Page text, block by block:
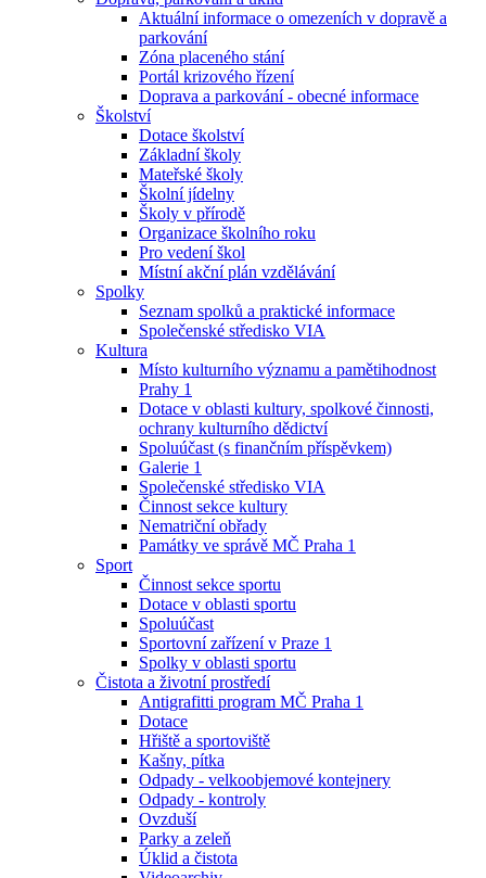
Aktuální informace o omezeních v dopravě a
parkování
Zóna placeného stání
Portál krizového řízení
Doprava a parkování - obecné informace
Školství
Dotace školství
Základní školy
Mateřské školy
Školní jídelny
Školy v přírodě
Organizace školního roku
Pro vedení škol
Místní akční plán vzdělávání
Spolky
Seznam spolků a praktické informace
Společenské středisko VIA
Kultura
Místo kulturního významu a pamětihodnost
Prahy 1
Dotace v oblasti kultury, spolkové činnosti,
ochrany kulturního dědictví
Spoluúčast (s finančním příspěvkem)
Galerie 1
Společenské středisko VIA
Činnost sekce kultury
Nematriční obřady
Památky ve správě MČ Praha 1
Sport
Činnost sekce sportu
Dotace v oblasti sportu
Spoluúčast
Sportovní zařízení v Praze 1
Spolky v oblasti sportu
Čistota a životní prostředí
Antigrafitti program MČ Praha 1
Dotace
Hřiště a sportoviště
Kašny, pítka
Odpady - velkoobjemové kontejnery
Odpady - kontroly
Ovzduší
Parky a zeleň
Úklid a čistota